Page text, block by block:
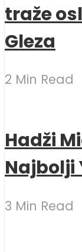
traže
Gleza
2 Min Read
Hadži
Najbolji
3 Min Read